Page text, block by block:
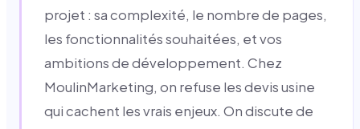
projet : sa complexité, le nombre de pages,
les fonctionnalités souhaitées, et vos
ambitions de développement. Chez
MoulinMarketing, on refuse les devis usine
qui cachent les vrais enjeux. On discute de